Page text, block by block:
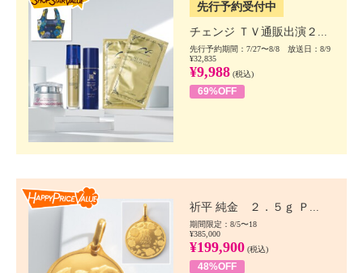
先行予約受付中
チェンジ ＴＶ通販出演２...
先行予約期間：7/27〜8/8 放送日：8/9
¥32,835
¥9,988 (税込)
69%OFF
祈平 純金 ２．５ｇ Ｐ...
期間限定：8/5〜18
¥385,000
¥199,900 (税込)
48%OFF